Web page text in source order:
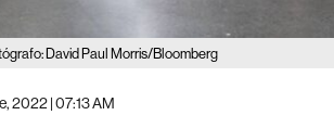
David Paul Morris/Bloomberg
2022 | 07:13 AM